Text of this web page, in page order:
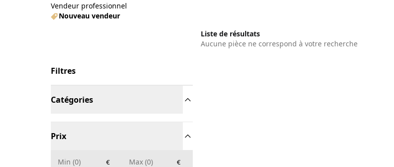
Vendeur professionnel
Nouveau vendeur
Liste de résultats
Aucune pièce ne correspond à votre recherche
Filtres
Catégories
Prix
€ €